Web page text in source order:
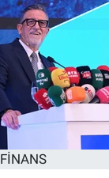
FİNANS